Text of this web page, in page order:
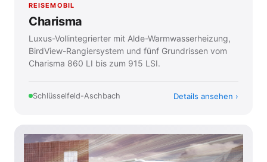
REISEMOBIL
Charisma
Luxus-Vollintegrierter mit Alde-Warmwasserheizung,
BirdView-Rangiersystem und fünf Grundrissen vom
Charisma 860 LI bis zum 915 LSI.
Schlüsselfeld-Aschbach Details ansehen